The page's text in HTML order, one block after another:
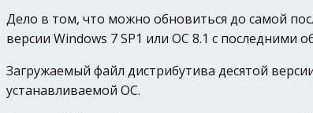
Дело в том, что можно обновиться до самой
версии Windows 7 SP1 или ОС 8.1 с последними
Загружаемый файл дистрибутива десятой
устанавливаемой ОС.